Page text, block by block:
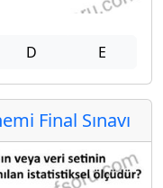
D E
Final Sınavı